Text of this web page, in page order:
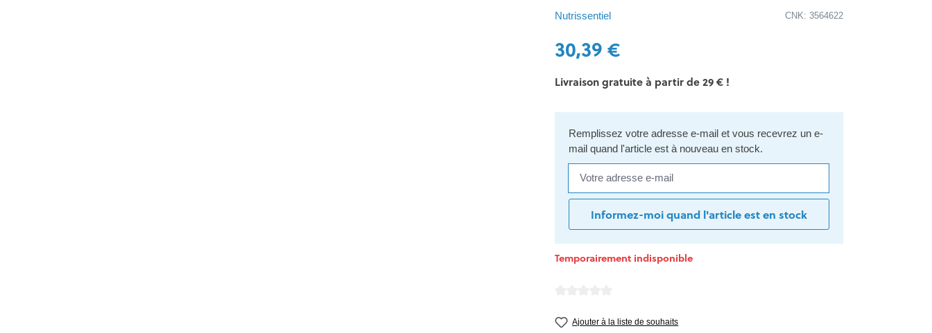
Nutrissentiel CNK: 3564622
30,39 €
Livraison gratuite à partir de 29 € !
Remplissez votre adresse e-mail et vous recevrez un e-
mail quand l'article est à nouveau en stock.
Informez-moi quand l'article est en stock
Temporairement indisponible
Ajouter à la liste de souhaits